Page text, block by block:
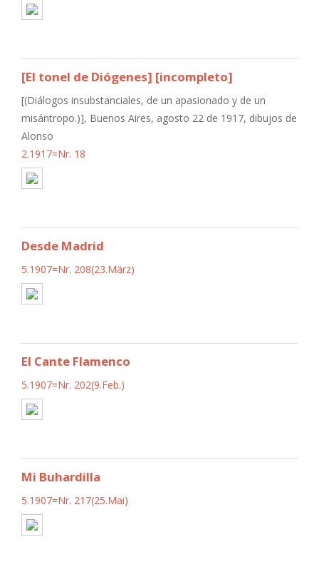
[El tonel de Diógenes] [incompleto]
[(Diálogos insubstanciales, de un apasionado y de un
misántropo.)], Buenos Aires, agosto 22 de 1917, dibujos de
Alonso
2.1917=Nr. 18
Desde Madrid
5.1907=Nr. 208(23.März)
El Cante Flamenco
5.1907=Nr. 202(9.Feb.)
Mi Buhardilla
5.1907=Nr. 217(25.Mai)